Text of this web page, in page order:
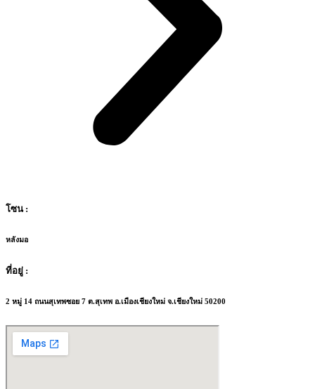
โซน :
หลังมอ
ที่อยู่ :
2 หมู่ 14 ถนนสุเทพซอย 7 ต.สุเทพ อ.เมืองเชียงใหม่ จ.เชียงใหม่ 50200